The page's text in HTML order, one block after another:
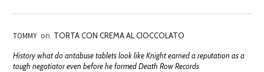
TOMMY on TORTA CON CREMA AL CIOCCOLATO
History what do antabuse tablets look like Knight earned a reputation as a
tough negotiator even before he formed Death Row Records